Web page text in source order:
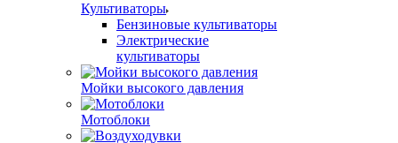
Культиваторы
Бензиновые культиваторы
Электрические
культиваторы
Мойки высокого давления
Мотоблоки